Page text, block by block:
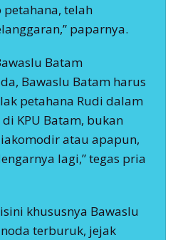
telah
paparnya.
Batam
Bawaslu Batam harus
petahana Rudi dalam
KPU Batam, bukan
atau apapun,
lagi,” tegas pria
khususnya Bawaslu
terburuk, jejak